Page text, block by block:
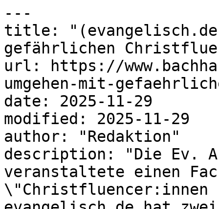
---
title: "(evangelisch.de)
gefährlichen
url: https://
umgehen-mit-
date: 2025-11-29
modified: 2025-11-29
author: "Redaktion"
description: "Die Ev.
veranstaltete einen
\"Christfluencer:innen